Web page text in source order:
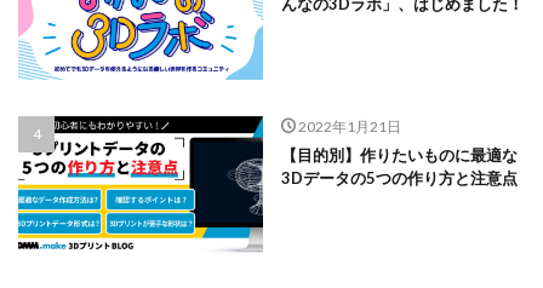
んなの3Dラボ」、はじめました！
2022年1月21日
【目的別】作りたいものに最適な
3Dデータの5つの作り方と注意点